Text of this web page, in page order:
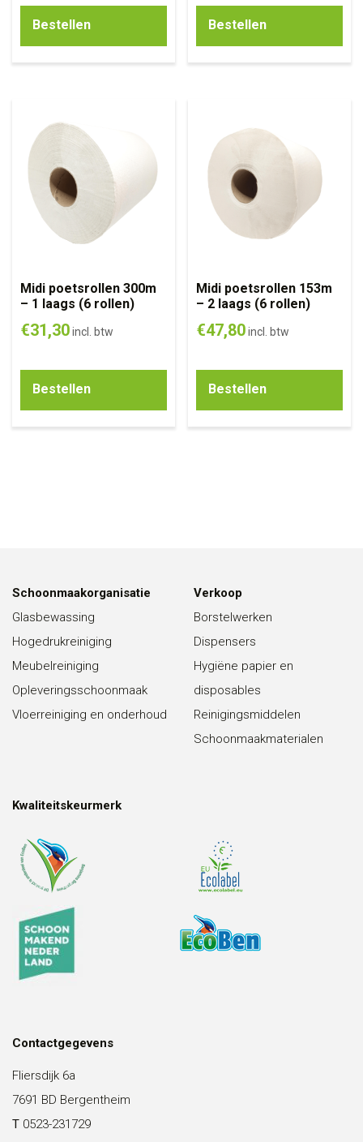
Bestellen Bestellen
Midi poetsrollen 300m
– 1 laags (6 rollen)
€31,30incl. btw
Bestellen
Midi poetsrollen 153m
– 2 laags (6 rollen)
€47,80 incl. btw
Bestellen
Schoonmaakorganisatie
Glasbewassing
Hogedrukreiniging
Meubelreiniging
Opleveringsschoonmaak
Vloerreiniging en onderhoud
Verkoop
Borstelwerken
Dispensers
Hygiëne papier en
disposables
Reinigingsmiddelen
Schoonmaakmaterialen
Kwaliteitskeurmerk
Contactgegevens
Fliersdijk 6a
7691 BD Bergentheim
T 0523-231729